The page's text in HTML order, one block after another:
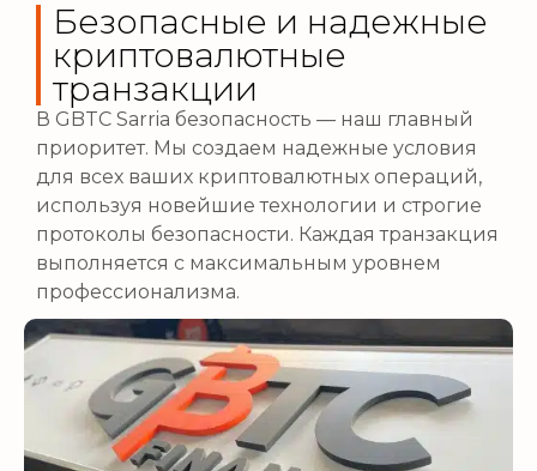
Безопасные и надежные
криптовалютные
транзакции
В GBTC Sarria безопасность — наш главный
приоритет. Мы создаем надежные условия
для всех ваших криптовалютных операций,
используя новейшие технологии и строгие
протоколы безопасности. Каждая транзакция
выполняется с максимальным уровнем
профессионализма.